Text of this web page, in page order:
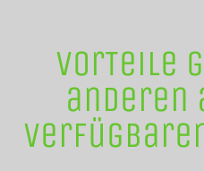
VorTeile
anderen